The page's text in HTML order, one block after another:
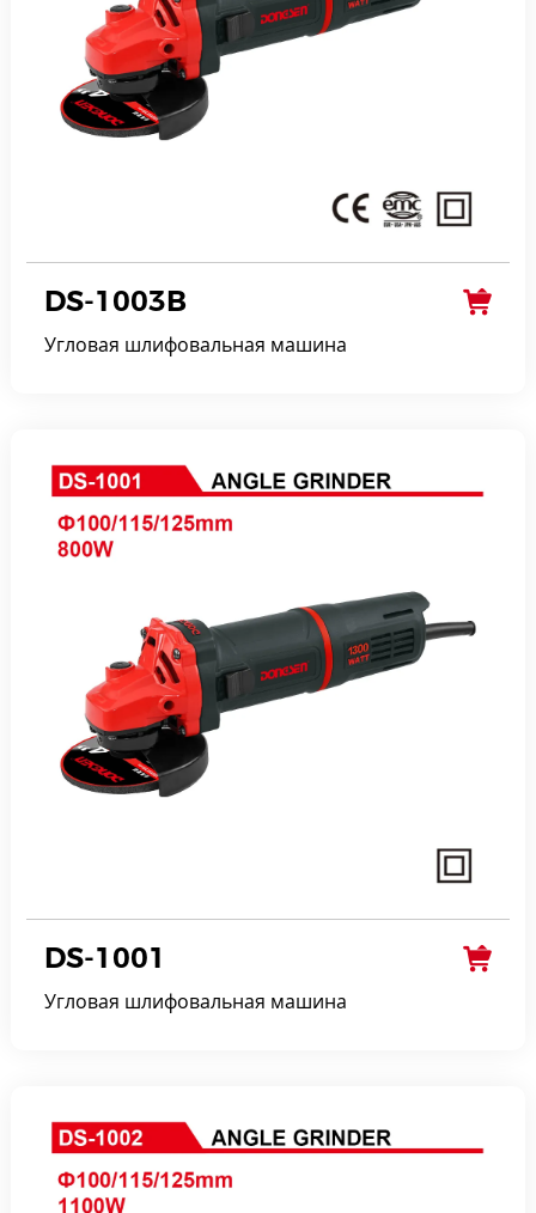
DS-1003B
Угловая шлифовальная машина
DS-1001
Угловая шлифовальная машина